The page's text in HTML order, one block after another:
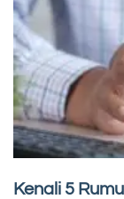
Kenali 5